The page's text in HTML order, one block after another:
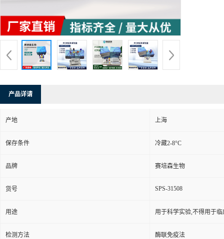
产品详请
产地 上海
保存条件 冷藏2-8°C
品牌 赛培森生物
货号 SPS-31508
用途 用于科学实验,不得用于临
检测方法 酶联免疫法